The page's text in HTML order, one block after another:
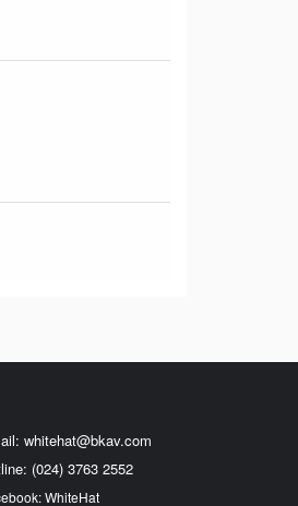
whitehat@bkav.com
(024) 3763 2552
WhiteHat